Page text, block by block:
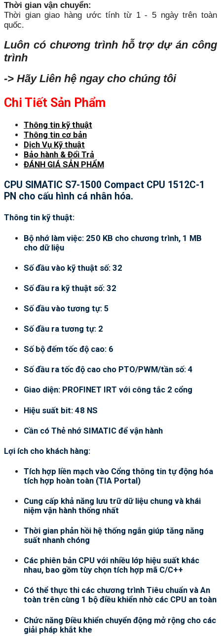
Thời gian vận chuyển:
Thời gian giao hàng ước tính từ 1 - 5 ngày trên toàn
quốc.
Luôn có chương trình hỗ trợ dự án công
trình
-> Hãy Liên hệ ngay cho chúng tôi
Chi Tiết Sản Phẩm
Thông tin kỹ thuật
Thông tin cơ bản
Dịch Vụ Kỹ thuật
Bảo hành & Đổi Trả
ĐÁNH GIÁ SẢN PHẨM
CPU SIMATIC S7-1500 Compact CPU 1512C-1
PN cho cấu hình cá nhân hóa.
Thông tin kỹ thuật:
Bộ nhớ làm việc: 250 KB cho chương trình, 1 MB
cho dữ liệu
Số đầu vào kỹ thuật số: 32
Số đầu ra kỹ thuật số: 32
Số đầu vào tương tự: 5
Số đầu ra tương tự: 2
Số bộ đếm tốc độ cao: 6
Số đầu ra tốc độ cao cho PTO/PWM/tần số: 4
Giao diện: PROFINET IRT với công tắc 2 cổng
Hiệu suất bit: 48 NS
Cần có Thẻ nhớ SIMATIC để vận hành
Lợi ích cho khách hàng:
Tích hợp liền mạch vào Cổng thông tin tự động hóa
tích hợp hoàn toàn (TIA Portal)
Cung cấp khả năng lưu trữ dữ liệu chung và khái
niệm vận hành thống nhất
Thời gian phản hồi hệ thống ngắn giúp tăng năng
suất nhanh chóng
Các phiên bản CPU với nhiều lớp hiệu suất khác
nhau, bao gồm tùy chọn tích hợp mã C/C++
Có thể thực thi các chương trình Tiêu chuẩn và An
toàn trên cùng 1 bộ điều khiển nhờ các CPU an toàn
Chức năng Điều khiển chuyển động mở rộng cho các
giải pháp khắt khe